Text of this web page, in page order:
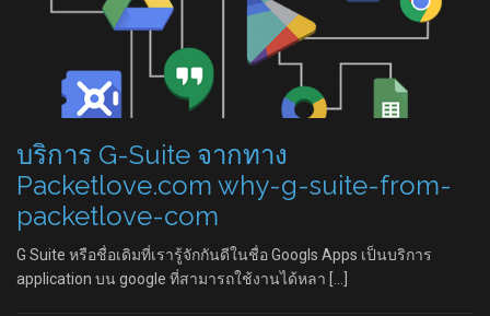
บริการ G-Suite จากทาง
Packetlove.com why-g-suite-from-
packetlove-com
G Suite หรือชื่อเดิมที่เรารู้จักกันดีในชื่อ Googls Apps เป็นบริการ
application บน google ที่สามารถใช้งานได้หลา […]